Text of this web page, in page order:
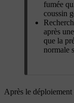
fumée
coussin
après
que la
normale
Après le